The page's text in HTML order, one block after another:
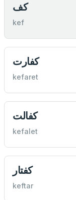
كف
kef
كفارت
kefaret
كفالت
kefalet
كفتار
keftar